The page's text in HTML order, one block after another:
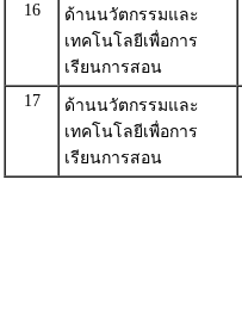
16
ด้านนวัตกรรมและ
เทคโนโลยีเพื่อการ
เรียนการสอน
17
ด้านนวัตกรรมและ
เทคโนโลยีเพื่อการ
เรียนการสอน